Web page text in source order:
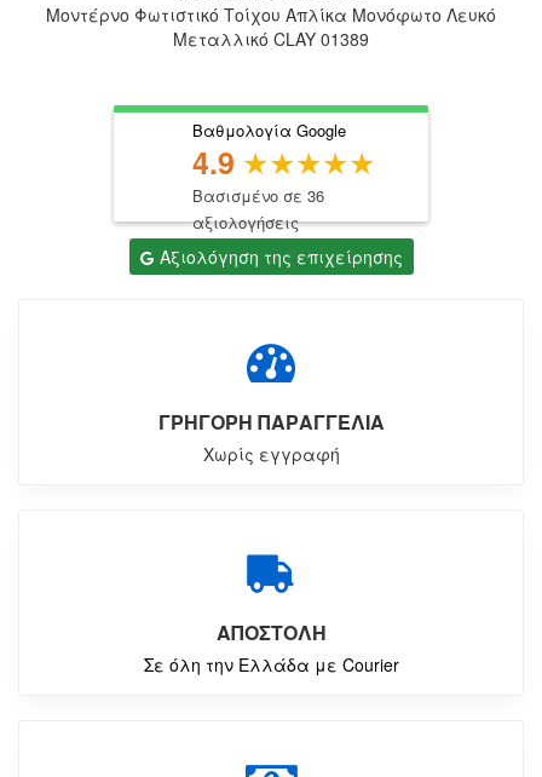
Μοντέρνο Φωτιστικό Τοίχου Απλίκα Μονόφωτο Λευκό
Μεταλλικό CLAY 01389
Βαθμολογία Google
4.9
Βασισμένο σε 36
αξιολογήσεις
Αξιολόγηση της επιχείρησης
ΓΡΗΓΟΡΗ ΠΑΡΑΓΓΕΛΙΑ
Χωρίς εγγραφή
ΑΠΟΣΤΟΛΗ
Σε όλη την Ελλάδα με Courier